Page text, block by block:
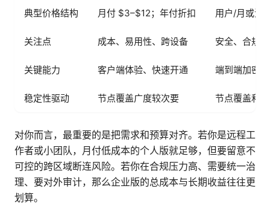
典型价格结构 月付 $3–$12；年付折扣 用户/月或流
关注点 成本、易用性、跨设备 安全、合规
关键能力 客户端体验、快速开通 端到端加密
稳定性驱动 节点覆盖广度较次要 节点覆盖和
对你而言，最重要的是把需求和预算对齐。若你是远程工
作者或小团队，月付低成本的个人版就足够，但要留意不
可控的跨区域断连风险。若你在合规压力高、需要统一治
理、要对外审计，那么企业版的总成本与长期收益往往更
划算。